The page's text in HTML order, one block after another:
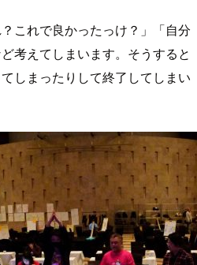
これで良かったっけ？」「自分
考えてしまいます。そうすると
しまったりして終了してしまい